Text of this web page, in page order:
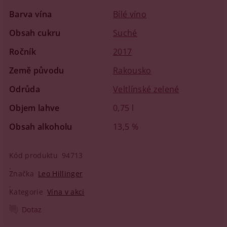
Barva vína
Bílé víno
Obsah cukru
Suché
Ročník
2017
Země původu
Rakousko
Odrůda
Veltlínské zelené
Objem lahve
0,75 l
Obsah alkoholu
13,5 %
Kód produktu 94713
Značka Leo Hillinger
Kategorie Vína v akci
Dotaz